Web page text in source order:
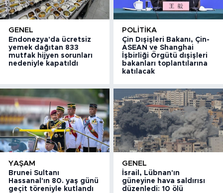
GENEL
Endonezya'da ücretsiz
yemek dağıtan 833
mutfak hijyen sorunları
nedeniyle kapatıldı
POLITIKA
Çin Dışişleri Bakanı, Çin-
ASEAN ve Shanghai
İşbirliği Örgütü dışişleri
bakanları toplantılarına
katılacak
YAŞAM
Brunei Sultanı
Hassanal'ın 80. yaş günü
geçit töreniyle kutlandı
GENEL
İsrail, Lübnan'ın
güneyine hava saldırısı
düzenledi: 10 ölü